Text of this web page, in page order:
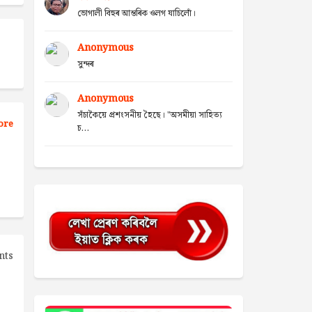
ভোগালী বিহুৰ আন্তৰিক ওলগ যাচিলোঁ।
Anonymous
সুন্দৰ
Anonymous
সঁচাকৈয়ে প্ৰশংসনীয় হৈছে। "অসমীয়া সাহিত্য
চ...